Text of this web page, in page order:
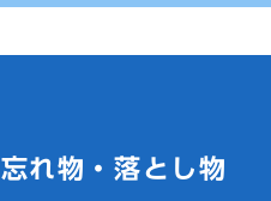
忘れ物・落とし物